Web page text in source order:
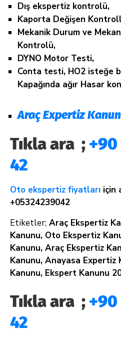
Dış ekspertiz kontrolü,
Kaporta Değişen
Mekanik Durum ve
Kontrolü,
DYNO Motor Testi,
Conta testi, HO2 isteğe
Kapağında ağır Hasar
Araç Expertiz
Tıkla ara ; +90
42
Oto ekspertiz fiyatları için
+05324239042
Etiketler; Araç Ekspertiz
Kanunu, Oto Ekspertiz
Kanunu, Araç Ekspertiz
Kanunu, Anayasa Expertiz
Kanunu, Ekspert Kanunu
Tıkla ara ; +90
42